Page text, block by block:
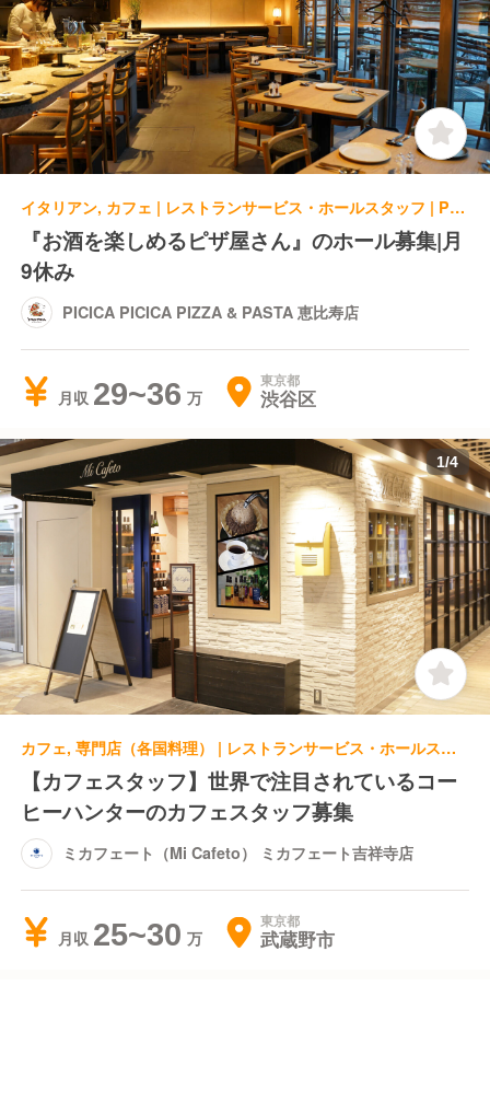
イタリアン, カフェ | レストランサービス・ホールスタッフ | PICICA PICICA PIZZA & PASTA 恵比寿店
『お酒を楽しめるピザ屋さん』のホール募集|月
9休み
PICICA PICICA PIZZA & PASTA 恵比寿店
月収 29~36 東京都
渋谷区
1/4
カフェ, 専門店（各国料理） | レストランサービス・ホールスタッフ | ミカフェート（Mi Cafeto） ミカフェート吉祥寺店
【カフェスタッフ】世界で注目されているコー
ヒーハンターのカフェスタッフ募集
ミカフェート（Mi Cafeto） ミカフェート吉祥寺店
月収 25~30 東京都
武蔵野市